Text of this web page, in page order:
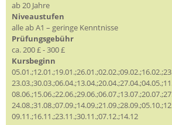
ab 20 Jahre
Niveaustufen
alle ab A1 – geringe Kenntnisse
Prüfungsgebühr
ca. 200 £ - 300 £
Kursbeginn
09.11.;16.11.;23.11.;30.11.;07.12.;14.12